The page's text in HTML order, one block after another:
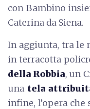
con Bambino
Caterina da Siena.
In aggiunta, tra le
in terracotta
della Robbia, un
una tela
infine, l’opera